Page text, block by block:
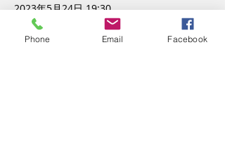
2023年5月24日 19:30
大阪市, 日本、〒530-0002 大阪府大阪市北
区曾根崎新地１丁目３−１１
Phone Email Facebook